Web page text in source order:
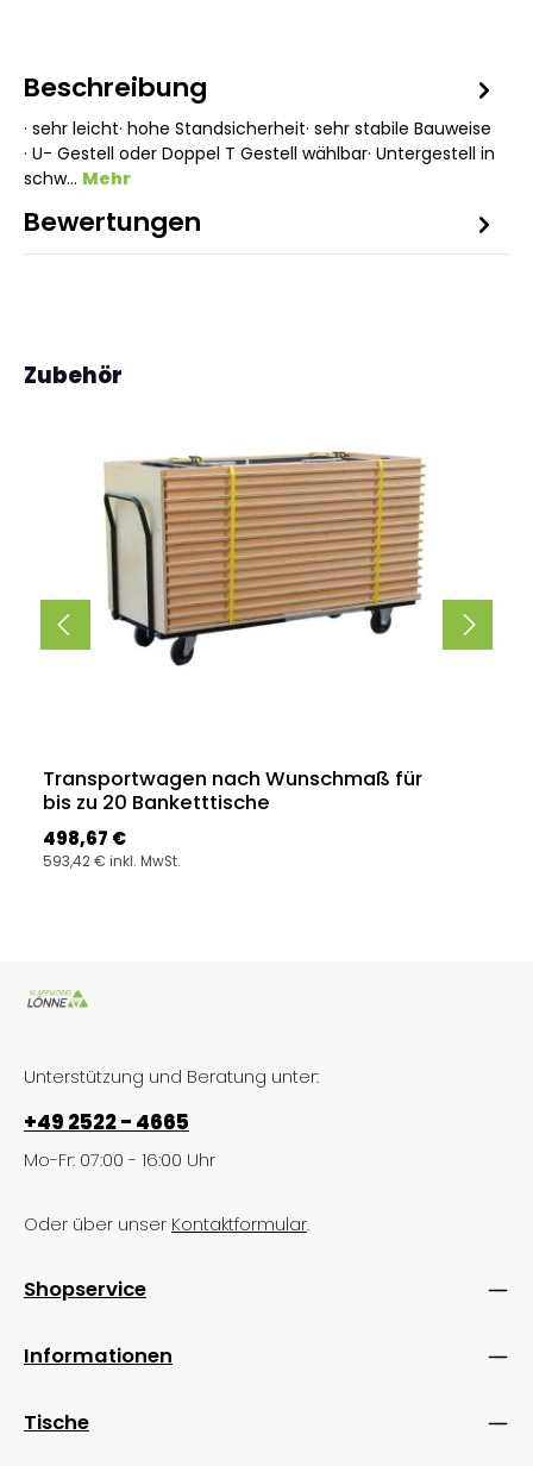
Beschreibung
· sehr leicht· hohe Standsicherheit· sehr stabile Bauweise
· U- Gestell oder Doppel T Gestell wählbar· Untergestell in
schw… Mehr
Bewertungen
Produktgalerie überspringen
Zubehör
Transportwagen nach Wunschmaß für
bis zu 20 Banketttische
Regulärer Preis:
498,67 €
593,42 € inkl. MwSt.
Unterstützung und Beratung unter:
+49 2522 - 4665
Mo-Fr: 07:00 - 16:00 Uhr
Oder über unser Kontaktformular.
Shopservice
Informationen
Tische